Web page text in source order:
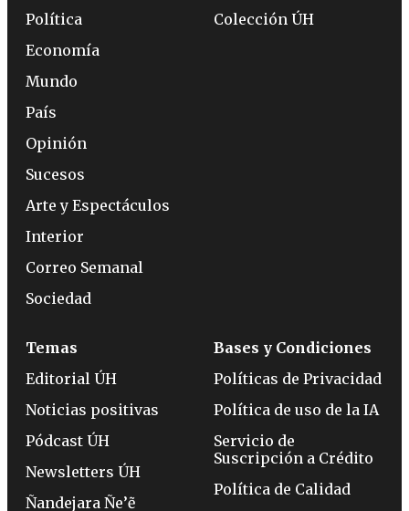
Política
Economía
Mundo
País
Opinión
Sucesos
Arte y Espectáculos
Interior
Correo Semanal
Sociedad
Colección ÚH
Temas
Editorial ÚH
Noticias positivas
Pódcast ÚH
Newsletters ÚH
Ñandejara Ñe’ẽ
Bases y Condiciones
Políticas de Privacidad
Política de uso de la IA
Servicio de
Suscripción a Crédito
Política de Calidad